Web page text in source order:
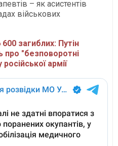
– як асистентів
військових
загиблих: Путін
про "безповоротні
армії